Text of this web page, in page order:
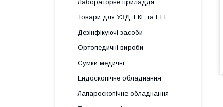
Лабораторне приладдя
Товари для УЗД, ЕКГ та ЕЕГ
Дезінфікуючі засоби
Ортопедичні вироби
Сумки медичні
Ендоскопічне обладнання
Лапароскопічне обладнання